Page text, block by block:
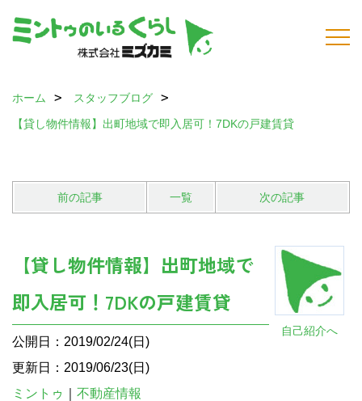
ホーム
スタッフブログ
【貸し物件情報】出町地域で即入居可！7DKの戸建賃貸
前の記事 一覧 次の記事
自己紹介へ
【貸し物件情報】出町地域で
即入居可！7DKの戸建賃貸
公開日：2019/02/24(日)
更新日：2019/06/23(日)
ミントゥ
不動産情報